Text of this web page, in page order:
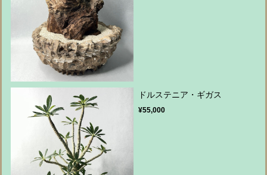
ドルステニア・ギガス
¥55,000